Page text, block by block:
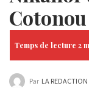
Cotonou
Par LA REDACTION